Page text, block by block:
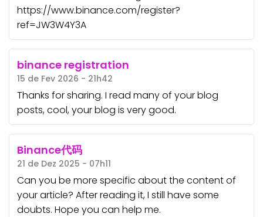
https://www.binance.com/register?
ref=JW3W4Y3A
binance registration
15 de Fev 2026 - 21h42
Thanks for sharing. I read many of your blog
posts, cool, your blog is very good.
Binance代码
21 de Dez 2025 - 07h11
Can you be more specific about the content of
your article? After reading it, I still have some
doubts. Hope you can help me.